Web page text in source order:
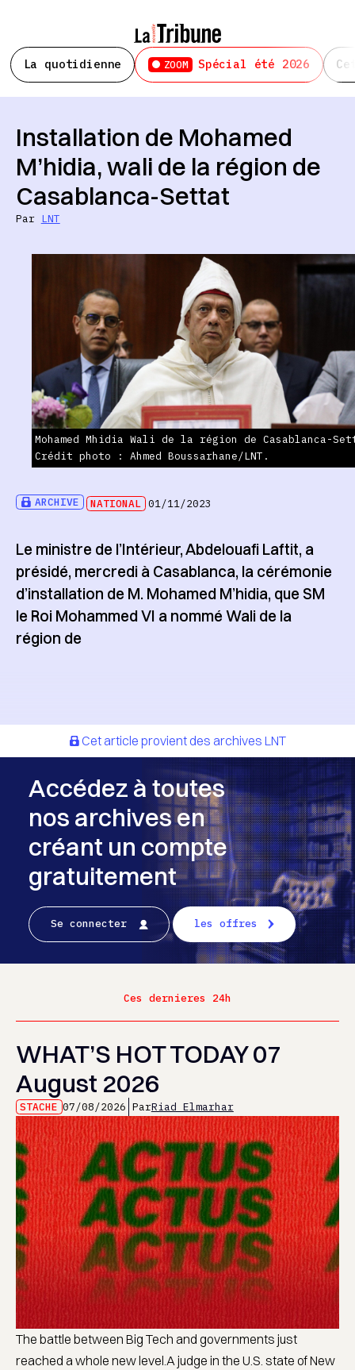
La quotidienne ZOOM Spécial été 2026
ARCHIVE NATIONAL 01/11/2023
Installation de Mohamed
M’hidia, wali de la région de
Casablanca-Settat
Par LNT
Mohamed Mhidia Wali de la région de Casablanca-
Crédit photo : Ahmed Boussarhane/LNT.
Le ministre de l’Intérieur, Abdelouafi Laftit, a
présidé, mercredi à Casablanca, la cérémonie
d’installation de M. Mohamed M’hidia, que SM
le Roi Mohammed VI a nommé Wali de la
région de
Cet article provient des archives LNT
Accédez à toutes
nos archives en
créant un compte
gratuitement
Se connecter les offres
Ces dernieres 24h
WHAT’S HOT TODAY 07
August 2026
STACHE 07/08/2026 ParRiad Elmarhar
The battle between Big Tech and governments just
reached a whole new level.A judge in the U.S. state of New